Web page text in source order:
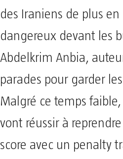
des Iraniens de plus en
dangereux devant les
Abdelkrim Anbia,
parades pour garder
Malgré ce temps
vont réussir à
score avec un penalty